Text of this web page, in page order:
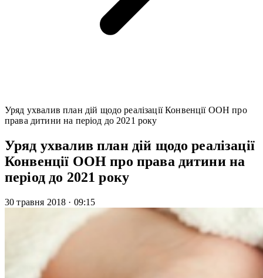
Уряд ухвалив план дій щодо реалізації Конвенції ООН про
права дитини на період до 2021 року
Уряд ухвалив план дій щодо реалізації
Конвенції ООН про права дитини на
період до 2021 року
30 травня 2018 · 09:15